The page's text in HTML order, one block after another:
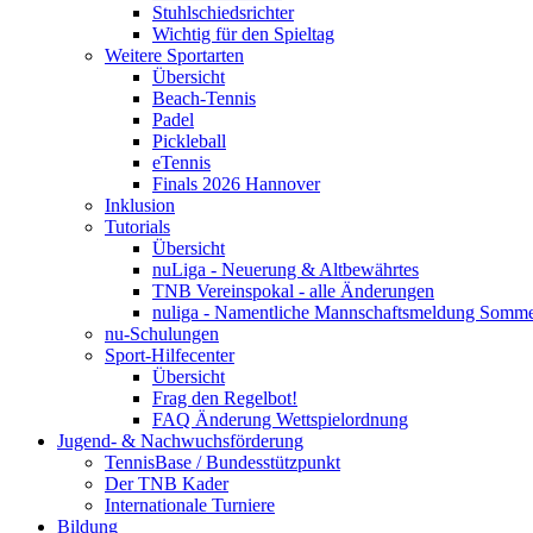
Stuhlschiedsrichter
Wichtig für den Spieltag
Weitere Sportarten
Übersicht
Beach-Tennis
Padel
Pickleball
eTennis
Finals 2026 Hannover
Inklusion
Tutorials
Übersicht
nuLiga - Neuerung & Altbewährtes
TNB Vereinspokal - alle Änderungen
nuliga - Namentliche Mannschaftsmeldung
nu-Schulungen
Sport-Hilfecenter
Übersicht
Frag den Regelbot!
FAQ Änderung Wettspielordnung
Jugend- & Nachwuchsförderung
TennisBase / Bundesstützpunkt
Der TNB Kader
Internationale Turniere
Bildung